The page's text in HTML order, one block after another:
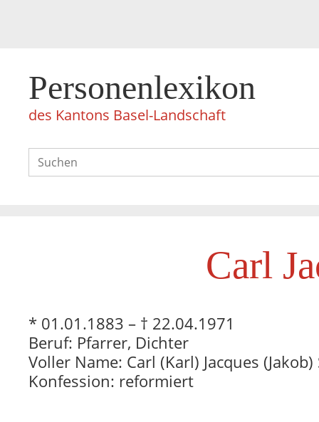
Personenlexikon
des Kantons Basel-Landschaft
Carl
* 01.01.1883 – † 22.04.1971
Beruf: Pfarrer, Dichter
Voller Name: Carl (Karl) Jacques (Jakob)
Konfession: reformiert